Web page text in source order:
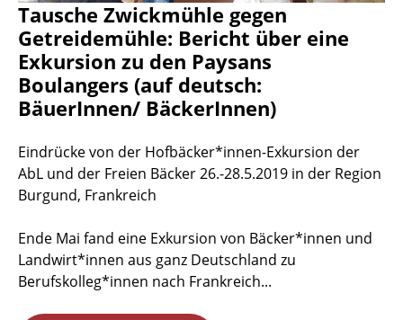
Tausche Zwickmühle gegen
Getreidemühle: Bericht über eine
Exkursion zu den Paysans
Boulangers (auf deutsch:
BäuerInnen/ BäckerInnen)
Eindrücke von der Hofbäcker*innen-Exkursion der
AbL und der Freien Bäcker 26.-28.5.2019 in der Region
Burgund, Frankreich
Ende Mai fand eine Exkursion von Bäcker*innen und
Landwirt*innen aus ganz Deutschland zu
Berufskolleg*innen nach Frankreich...